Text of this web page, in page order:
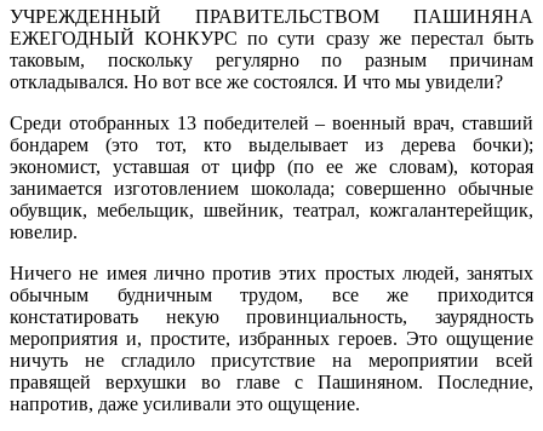
УЧРЕЖДЕННЫЙ ПРАВИТЕЛЬСТВОМ ПАШИНЯНА
ЕЖЕГОДНЫЙ КОНКУРС по сути сразу же перестал быть
таковым, поскольку регулярно по разным причинам
откладывался. Но вот все же состоялся. И что мы увидели?
Среди отобранных 13 победителей – военный врач, ставший
бондарем (это тот, кто выделывает из дерева бочки);
экономист, уставшая от цифр (по ее же словам), которая
занимается изготовлением шоколада; совершенно обычные
обувщик, мебельщик, швейник, театрал, кожгалантерейщик,
ювелир.
Ничего не имея лично против этих простых людей, занятых
обычным будничным трудом, все же приходится
констатировать некую провинциальность, заурядность
мероприятия и, простите, избранных героев. Это ощущение
ничуть не сгладило присутствие на мероприятии всей
правящей верхушки во главе с Пашиняном. Последние,
напротив, даже усиливали это ощущение.